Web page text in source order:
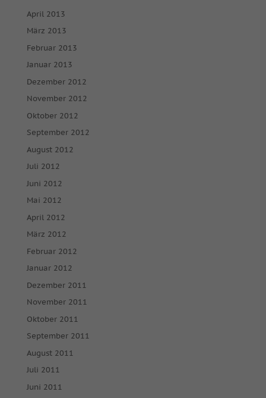
April 2013
März 2013
Februar 2013
Januar 2013
Dezember 2012
November 2012
Oktober 2012
September 2012
August 2012
Juli 2012
Juni 2012
Mai 2012
April 2012
März 2012
Februar 2012
Januar 2012
Dezember 2011
November 2011
Oktober 2011
September 2011
August 2011
Juli 2011
Juni 2011